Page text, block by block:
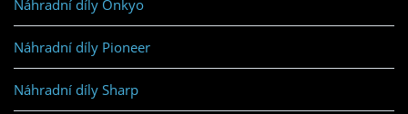
Náhradní díly Onkyo
Náhradní díly Pioneer
Náhradní díly Sharp